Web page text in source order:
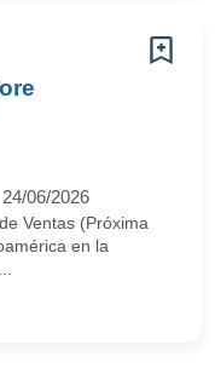
24/06/2026
Ventas (Próxima
en la